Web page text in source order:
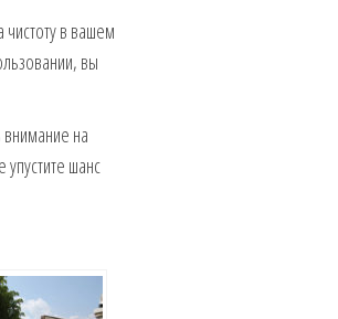
в вашем
вы
на
шанс